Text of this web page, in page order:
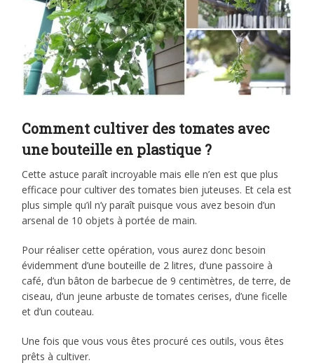
Comment cultiver des tomates avec
une bouteille en plastique ?
Cette astuce paraît incroyable mais elle n’en est que plus
efficace pour cultiver des tomates bien juteuses. Et cela est
plus simple qu’il n’y paraît puisque vous avez besoin d’un
arsenal de 10 objets à portée de main.
Pour réaliser cette opération, vous aurez donc besoin
évidemment d’une bouteille de 2 litres, d’une passoire à
café, d’un bâton de barbecue de 9 centimètres, de terre, de
ciseau, d’un jeune arbuste de tomates cerises, d’une ficelle
et d’un couteau.
Une fois que vous vous êtes procuré ces outils, vous êtes
prêts à cultiver.